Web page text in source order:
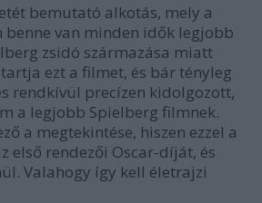
bemutató alkotás, mely a
van minden idők legjobb
zsidó származása miatt
ezt a filmet, és bár tényleg
rendkívül precízen kidolgozott,
a legjobb Spielberg filmnek.
a megtekintése, hiszen ezzel a
első rendezői Oscar-díját, és
Valahogy így kell életrajzi